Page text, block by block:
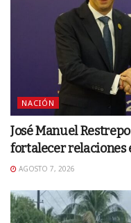
NACIÓN
José Manuel
fortalecer relaciones
AGOSTO 7, 2026